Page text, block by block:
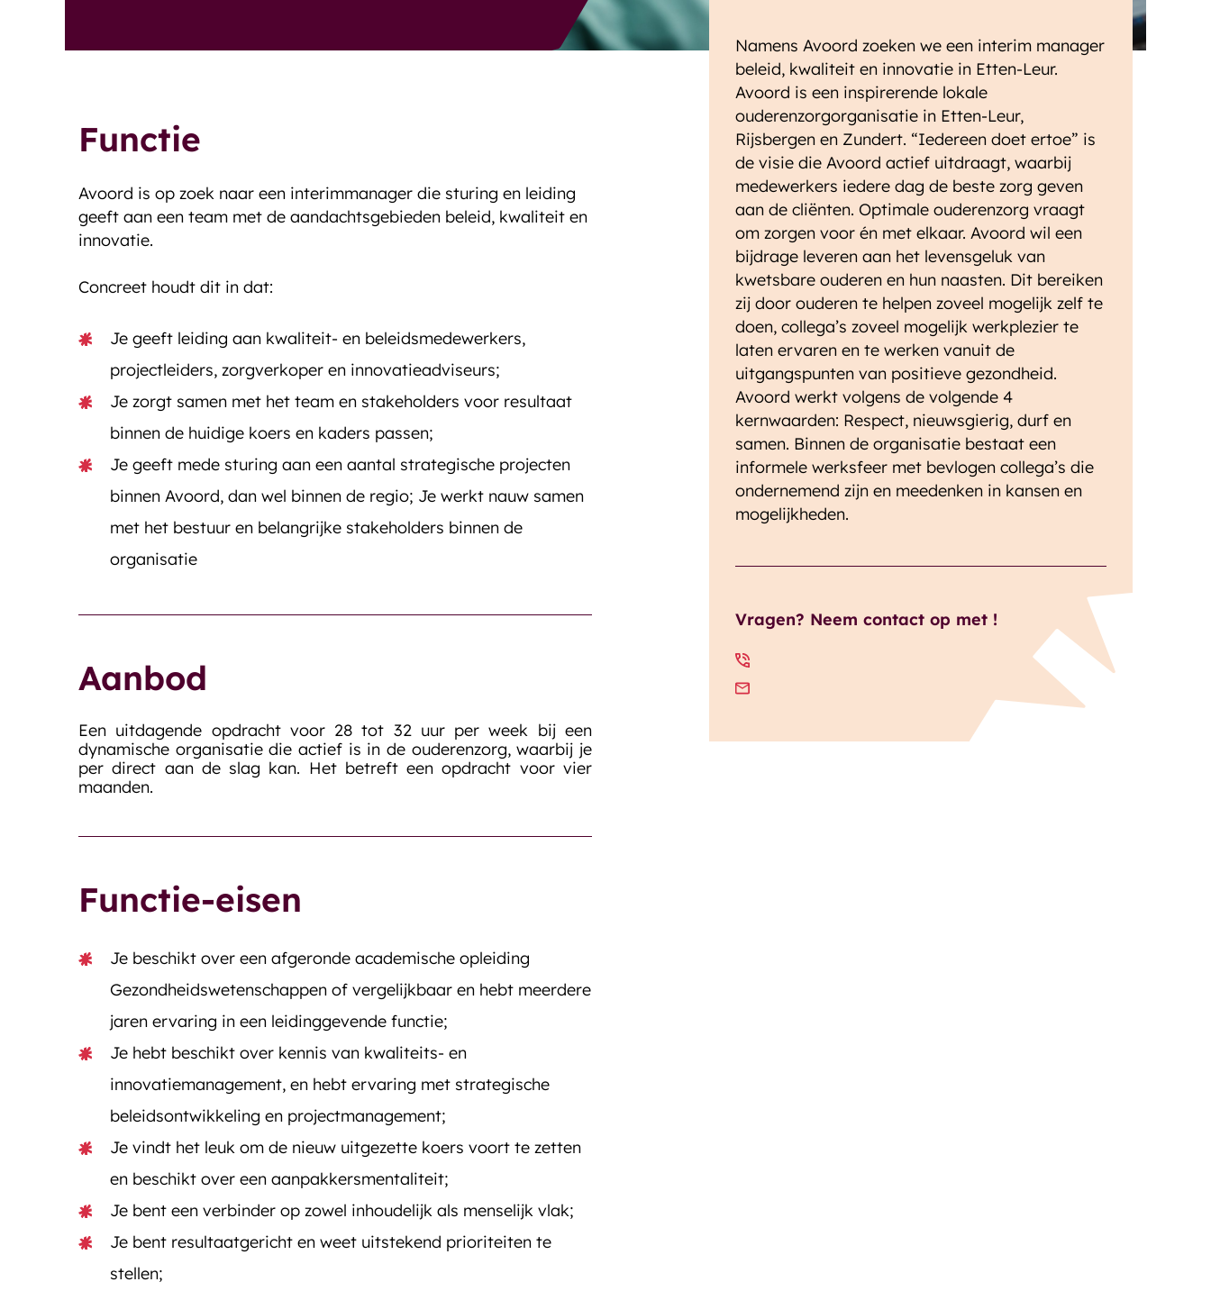
Functie
Avoord is op zoek naar een interimmanager die sturing en leiding
geeft aan een team met de aandachtsgebieden beleid, kwaliteit en
innovatie.
Concreet houdt dit in dat:
Je geeft leiding aan kwaliteit- en beleidsmedewerkers,
projectleiders, zorgverkoper en innovatieadviseurs;
Je zorgt samen met het team en stakeholders voor resultaat
binnen de huidige koers en kaders passen;
Je geeft mede sturing aan een aantal strategische projecten
binnen Avoord, dan wel binnen de regio; Je werkt nauw samen
met het bestuur en belangrijke stakeholders binnen de
organisatie
Aanbod
Een uitdagende opdracht voor 28 tot 32 uur per week bij een
dynamische organisatie die actief is in de ouderenzorg, waarbij je
per direct aan de slag kan. Het betreft een opdracht voor vier
maanden.
Functie-eisen
Je beschikt over een afgeronde academische opleiding
Gezondheidswetenschappen of vergelijkbaar en hebt meerdere
jaren ervaring in een leidinggevende functie;
Je hebt beschikt over kennis van kwaliteits- en
innovatiemanagement, en hebt ervaring met strategische
beleidsontwikkeling en projectmanagement;
Je vindt het leuk om de nieuw uitgezette koers voort te zetten
en beschikt over een aanpakkersmentaliteit;
Je bent een verbinder op zowel inhoudelijk als menselijk vlak;
Je bent resultaatgericht en weet uitstekend prioriteiten te
stellen;
Namens Avoord zoeken we een interim manager
beleid, kwaliteit en innovatie in Etten-Leur.
Avoord is een inspirerende lokale
ouderenzorgorganisatie in Etten-Leur,
Rijsbergen en Zundert. “Iedereen doet ertoe” is
de visie die Avoord actief uitdraagt, waarbij
medewerkers iedere dag de beste zorg geven
aan de cliënten. Optimale ouderenzorg vraagt
om zorgen voor én met elkaar. Avoord wil een
bijdrage leveren aan het levensgeluk van
kwetsbare ouderen en hun naasten. Dit bereiken
zij door ouderen te helpen zoveel mogelijk zelf te
doen, collega’s zoveel mogelijk werkplezier te
laten ervaren en te werken vanuit de
uitgangspunten van positieve gezondheid.
Avoord werkt volgens de volgende 4
kernwaarden: Respect, nieuwsgierig, durf en
samen. Binnen de organisatie bestaat een
informele werksfeer met bevlogen collega’s die
ondernemend zijn en meedenken in kansen en
mogelijkheden.
Vragen? Neem contact op met !